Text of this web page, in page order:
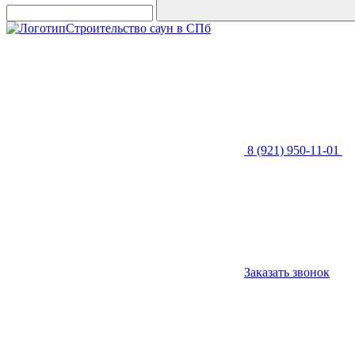
Строительство саун в СПб
8 (921) 950-11-01
Заказать звонок